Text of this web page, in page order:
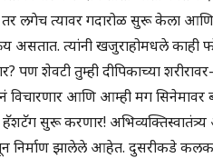
लगेच त्यावर गदारोळ सुरू केला
असतात. त्यांनी खजुराहोमधले
शेवटी तुम्ही दीपिकाच्या
विचारणार आणि आम्ही मग सिनेमावर
हॅशटॅग सुरू करणार!
निर्माण झालेले आहेत. दुसरीकडे